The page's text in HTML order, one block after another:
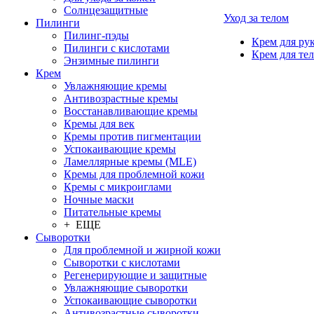
Солнцезащитные
Пилинги
Пилинг-пэды
Пилинги с кислотами
Энзимные пилинги
Крем
Увлажняющие кремы
Антивозрастные кремы
Восстанавливающие кремы
Кремы для век
Кремы против пигментации
Успокаивающие кремы
Ламеллярные кремы (MLE)
Кремы для проблемной кожи
Кремы с микроиглами
Ночные маски
Питательные кремы
+ ЕЩЕ
Сыворотки
Для проблемной и жирной кожи
Сыворотки с кислотами
Регенерирующие и защитные
Увлажняющие сыворотки
Успокаивающие сыворотки
Уход за телом
Крем для
Крем для